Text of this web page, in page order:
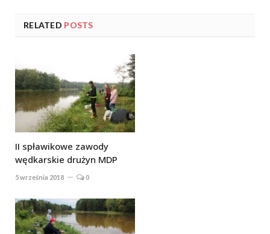
RELATED POSTS
II spławikowe zawody
wędkarskie drużyn MDP
5 września 2018 0